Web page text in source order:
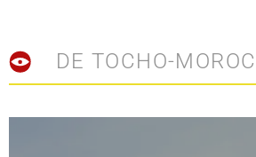
DE TOCHO-